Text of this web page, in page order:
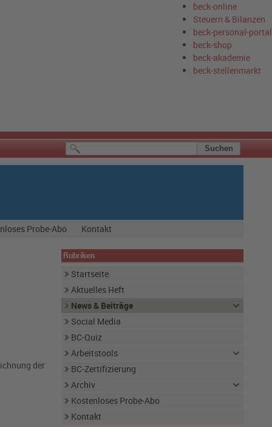
beck-online
Steuern & Bilanzen
beck-personal-portal
beck-shop
beck-akademie
beck-stellenmarkt
Probe-Abo Kontakt
der
Rubriken
Startseite
Aktuelles Heft
News & Beiträge
Social Media
BC-Quiz
Arbeitstools
BC-Zertifizierung
Archiv
Kostenloses Probe-Abo
Kontakt